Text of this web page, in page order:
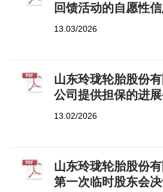
回馈活动的自愿性
13.03/2026
山东玲珑轮胎股份
公司提供担保的进
13.02/2026
山东玲珑轮胎股份
第一次临时股东会